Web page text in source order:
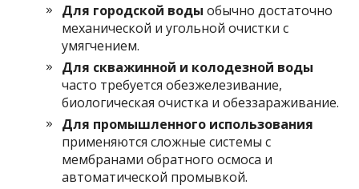
Для городской воды обычно достаточно
механической и угольной очистки с
умягчением.
Для скважинной и колодезной воды
часто требуется обезжелезивание,
биологическая очистка и обеззараживание.
Для промышленного использования
применяются сложные системы с
мембранами обратного осмоса и
автоматической промывкой.